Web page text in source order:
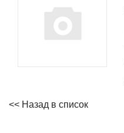
<< Назад в список